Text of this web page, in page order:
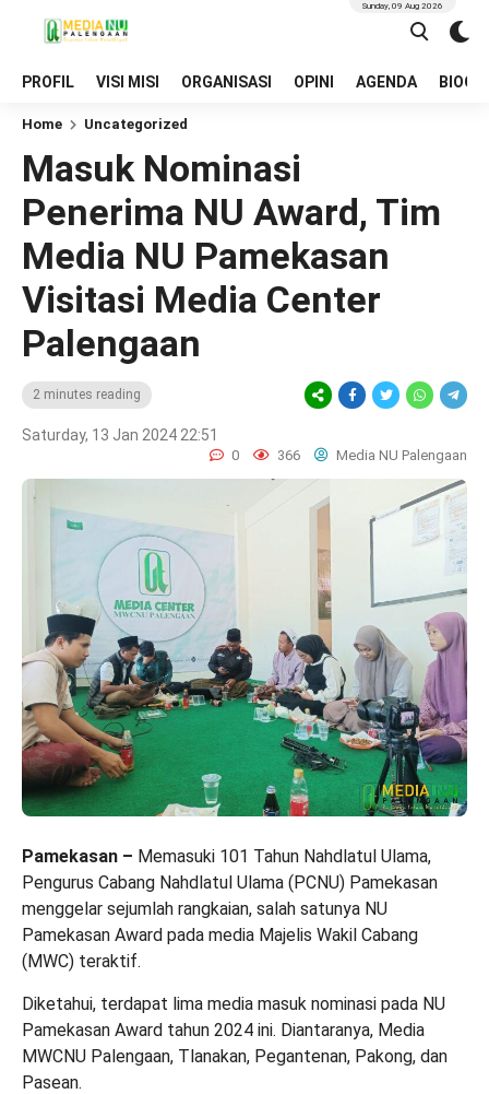
PROFIL VISI MISI ORGANISASI OPINI AGENDA
Sunday, 09 Aug 2026
Home Uncategorized
Masuk Nominasi
Penerima NU Award, Tim
Media NU Pamekasan
Visitasi Media Center
Palengaan
2 minutes reading
Saturday, 13 Jan 2024 22:51
0 366 Media NU Palengaan
Pamekasan – Memasuki 101 Tahun Nahdlatul Ulama,
Pengurus Cabang Nahdlatul Ulama (PCNU) Pamekasan
menggelar sejumlah rangkaian, salah satunya NU
Pamekasan Award pada media Majelis Wakil Cabang
(MWC) teraktif.
Diketahui, terdapat lima media masuk nominasi pada NU
Pamekasan Award tahun 2024 ini. Diantaranya, Media
MWCNU Palengaan, Tlanakan, Pegantenan, Pakong, dan
Pasean.